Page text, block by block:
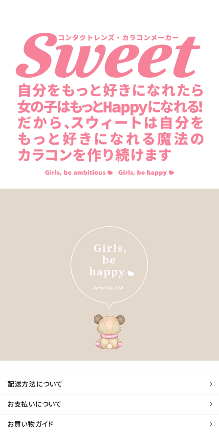
配送方法について
お支払いについて
お買い物ガイド